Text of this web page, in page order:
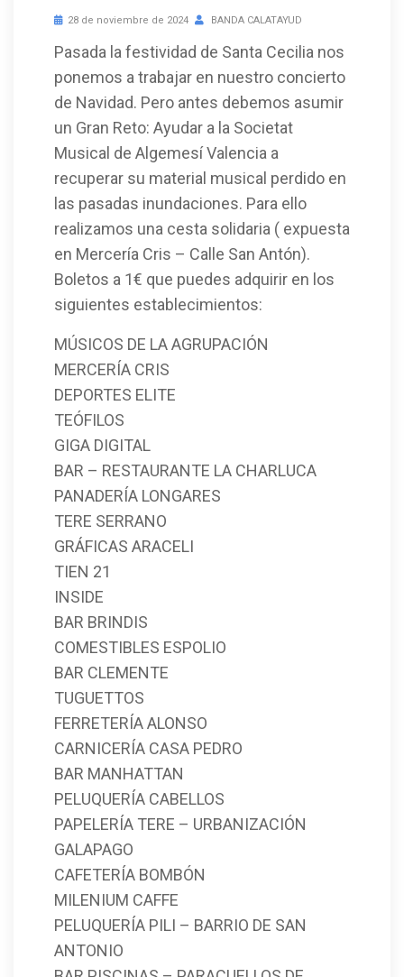
28 de noviembre de 2024 BANDA CALATAYUD
Pasada la festividad de Santa Cecilia nos
ponemos a trabajar en nuestro concierto
de Navidad. Pero antes debemos asumir
un Gran Reto: Ayudar a la Societat
Musical de Algemesí Valencia a
recuperar su material musical perdido en
las pasadas inundaciones. Para ello
realizamos una cesta solidaria ( expuesta
en Mercería Cris – Calle San Antón).
Boletos a 1€ que puedes adquirir en los
siguientes establecimientos:
MÚSICOS DE LA AGRUPACIÓN
MERCERÍA CRIS
DEPORTES ELITE
TEÓFILOS
GIGA DIGITAL
BAR – RESTAURANTE LA CHARLUCA
PANADERÍA LONGARES
TERE SERRANO
GRÁFICAS ARACELI
TIEN 21
INSIDE
BAR BRINDIS
COMESTIBLES ESPOLIO
BAR CLEMENTE
TUGUETTOS
FERRETERÍA ALONSO
CARNICERÍA CASA PEDRO
BAR MANHATTAN
PELUQUERÍA CABELLOS
PAPELERÍA TERE – URBANIZACIÓN
GALAPAGO
CAFETERÍA BOMBÓN
MILENIUM CAFFE
PELUQUERÍA PILI – BARRIO DE SAN
ANTONIO